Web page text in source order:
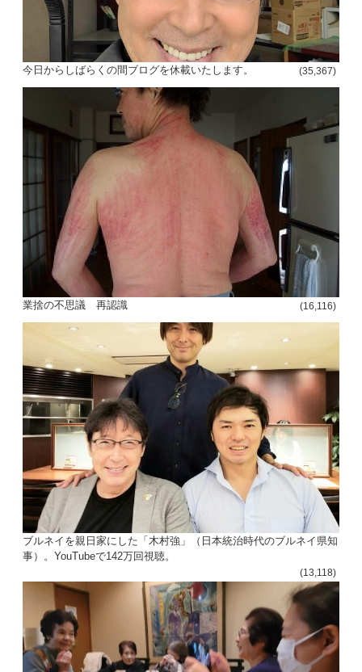
今日からしばらくの間ブログを休載いたします。 (35,367)
業捨の不思議 再認識 (16,116)
ブルネイを親日家にした「木村強」（日本統治時代のブルネイ県知
事）。YouTubeで142万回視聴。
(13,118)